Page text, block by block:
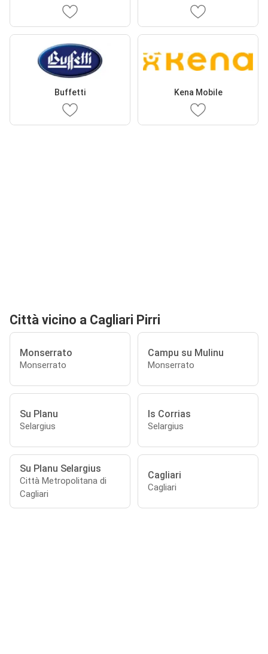
Buffetti Kena Mobile
Città vicino a Cagliari Pirri
Monserrato
Monserrato
Campu su Mulinu
Monserrato
Su Planu
Selargius
Is Corrias
Selargius
Su Planu Selargius
Città Metropolitana di
Cagliari
Cagliari
Cagliari